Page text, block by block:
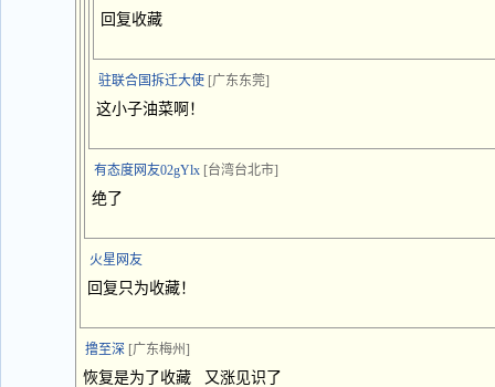
回复收藏
驻联合国拆迁大使 [广东东莞]
这小子油菜啊！
有态度网友02gYlx [台湾台北市]
绝了
火星网友
回复只为收藏！
撸至深 [广东梅州]
恢复是为了收藏 又涨见识了